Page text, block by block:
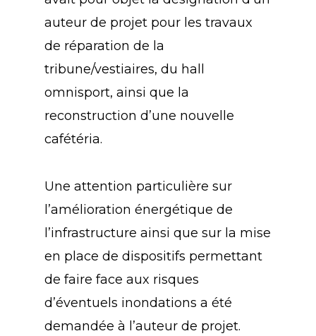
auteur de projet pour les travaux
de réparation de la
tribune/vestiaires, du hall
omnisport, ainsi que la
reconstruction d’une nouvelle
cafétéria.
Une attention particulière sur
l’amélioration énergétique de
l’infrastructure ainsi que sur la mise
en place de dispositifs permettant
de faire face aux risques
d’éventuels inondations a été
demandée à l’auteur de projet.